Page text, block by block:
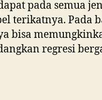
pada semua
terikatnya. Pada
bisa
regresi